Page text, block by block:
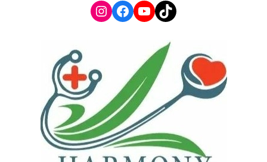
Instagram
Facebook
YouTube
TikTok